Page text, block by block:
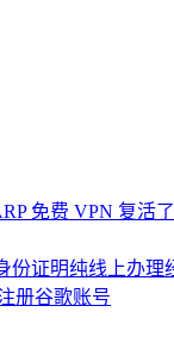
免费 VPN 复活
份证明纯线上办理
册谷歌账号